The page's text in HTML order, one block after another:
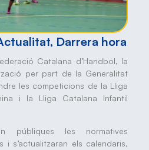
, Darrera hora
Catalana d’Handbol, la
per part de la Generalitat
les competicions de la Lliga
i la Lliga Catalana Infantil
públiques les normatives
i s’actualitzaran els calendaris,